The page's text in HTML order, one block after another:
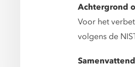
Achtergrond
Voor het
volgens de